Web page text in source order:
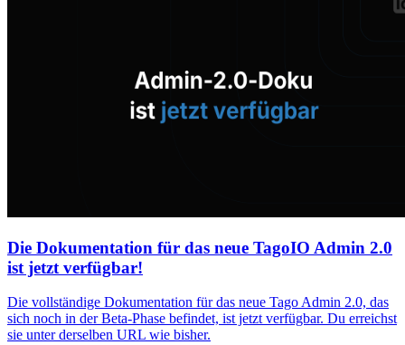
Die Dokumentation für das neue TagoIO Admin 2.0
ist jetzt verfügbar!
Die vollständige Dokumentation für das neue Tago Admin 2.0, das
sich noch in der Beta-Phase befindet, ist jetzt verfügbar. Du erreichst
sie unter derselben URL wie bisher.